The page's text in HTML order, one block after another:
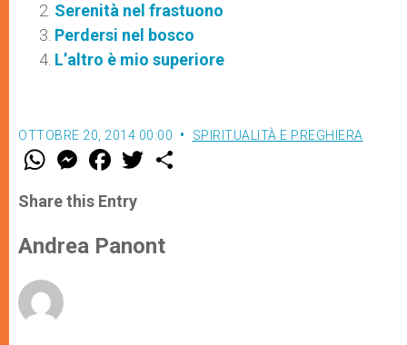
Serenità nel frastuono
Perdersi nel bosco
L’altro è mio superiore
OTTOBRE 20, 2014 00:00 SPIRITUALITÀ E PREGHIERA
W
t
s
p
p
M
e
s
e
g
e
F
a
e
b
o
k
w
r
Share this Entry
Andrea Panont